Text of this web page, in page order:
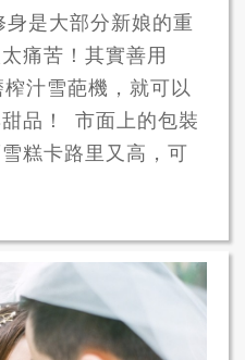
是大部分新娘的重
痛苦！其實善用
汁雪葩機，就可以
品！ 市面上的包裝
糕卡路里又高，可